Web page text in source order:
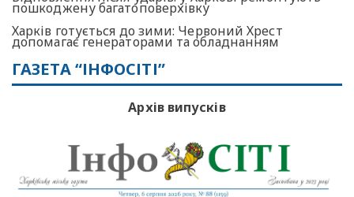
пошкоджену багатоповерхівку
Харків готується до зими: Червоний Хрест
допомагає генераторами та обладнанням
ГАЗЕТА “ІНФОСІТІ”
Архів випусків